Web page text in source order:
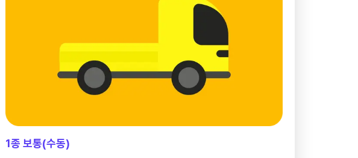
1종 보통(수동)